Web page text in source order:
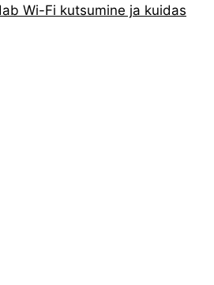
Wi-Fi kutsumine ja kuidas